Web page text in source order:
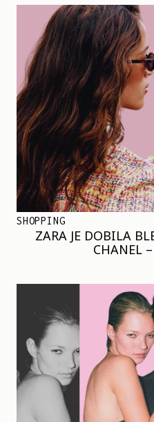
SHOPPING
ZARA JE DOBILA
CHANEL